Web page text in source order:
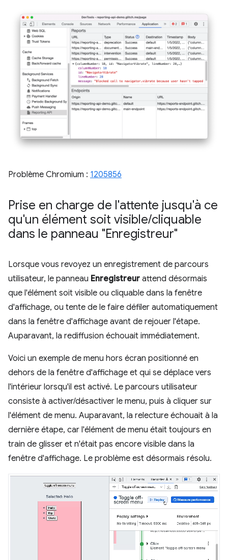
Problème Chromium : 1205856
Prise en charge de l'attente jusqu'à ce
qu'un élément soit visible/cliquable
dans le panneau "Enregistreur"
Lorsque vous revoyez un enregistrement de parcours
utilisateur, le panneau Enregistreur attend désormais
que l'élément soit visible ou cliquable dans la fenêtre
d'affichage, ou tente de le faire défiler automatiquement
dans la fenêtre d'affichage avant de rejouer l'étape.
Auparavant, la rediffusion échouait immédiatement.
Voici un exemple de menu hors écran positionné en
dehors de la fenêtre d'affichage et qui se déplace vers
l'intérieur lorsqu'il est activé. Le parcours utilisateur
consiste à activer/désactiver le menu, puis à cliquer sur
l'élément de menu. Auparavant, la relecture échouait à la
dernière étape, car l'élément de menu était toujours en
train de glisser et n'était pas encore visible dans la
fenêtre d'affichage. Le problème est désormais résolu.